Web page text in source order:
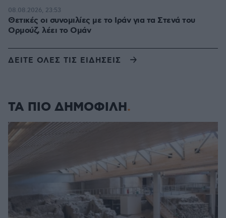
Θετικές οι συνομιλίες με το Ιράν για τα Στενά του
Ορμούζ, λέει το Ομάν
08.08.2026, 23:53
ΔΕΙΤΕ ΟΛΕΣ ΤΙΣ ΕΙΔΗΣΕΙΣ
ΤΑ ΠΙΟ ΔΗΜΟΦΙΛΗ